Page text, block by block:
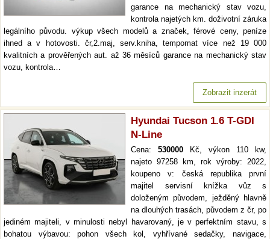
garance na mechanický stav vozu,
kontrola najetých km. doživotní záruka
legálního původu. výkup všech modelů a značek, férové ceny, peníze
ihned a v hotovosti. čr,2.maj, serv.kniha, tempomat více než 19 000
kvalitních a prověřených aut. až 36 měsíců garance na mechanický stav
vozu, kontrola…
Zobrazit inzerát
Hyundai Tucson 1.6 T-GDI
N-Line
Cena: 530000 Kč, výkon 110 kw,
najeto 97258 km, rok výroby: 2022,
koupeno v: česká republika první
majitel servisní knížka vůz s
doloženým původem, ježděný hlavně
na dlouhých trasách, původem z čr, po
jediném majiteli, v minulosti nebyl havarovaný, je v perfektním stavu, s
bohatou výbavou: pohon všech kol, vyhřívané sedačky, navigace,